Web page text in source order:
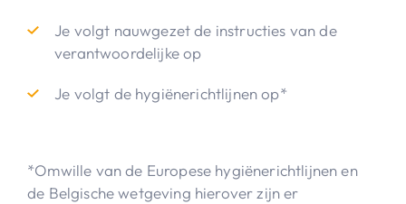
Je volgt nauwgezet de instructies van de
verantwoordelijke op
Je volgt de hygiënerichtlijnen op*
*Omwille van de Europese hygiënerichtlijnen en
de Belgische wetgeving hierover zijn er